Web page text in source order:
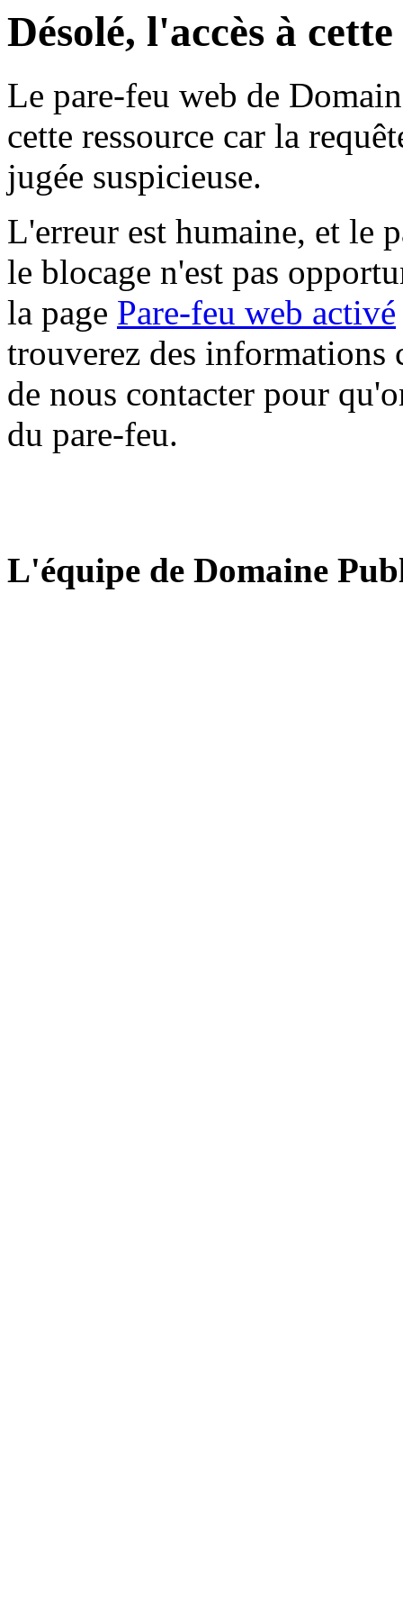
Désolé, l'accès à
Le pare-feu web de
cette ressource car la
jugée suspicieuse.
L'erreur est humaine, et le
le blocage n'est pas
la page Pare-feu web activé
trouverez des informations
de nous contacter pour
du pare-feu.
L'équipe de Domaine